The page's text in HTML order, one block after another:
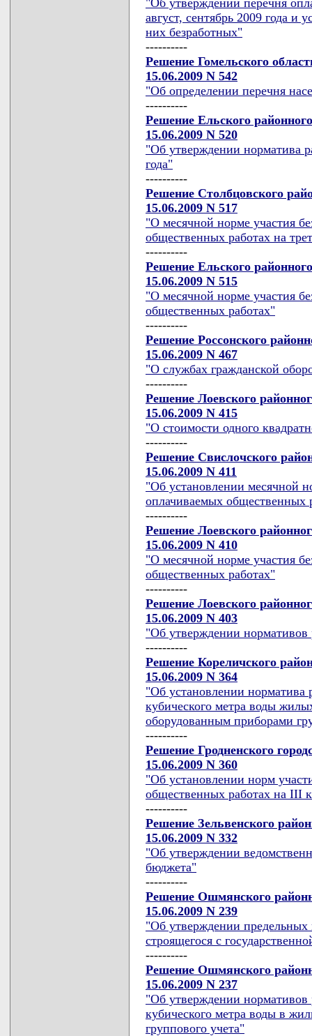
"Об утверждении перечня
август, сентябрь 2009 года и
них безработных"
----------
Решение Гомельского
15.06.2009 N 542
"Об определении перечня
----------
Решение Ельского
15.06.2009 N 520
"Об утверждении норматива
года"
----------
Решение Столбцовского
15.06.2009 N 517
"О месячной норме участия
общественных работах на
----------
Решение Ельского
15.06.2009 N 515
"О месячной норме участия
общественных работах"
----------
Решение Россонского
15.06.2009 N 467
"О службах гражданской
----------
Решение Лоевского
15.06.2009 N 415
"О стоимости одного
----------
Решение Свислочского
15.06.2009 N 411
"Об установлении месячной
оплачиваемых общественных
----------
Решение Лоевского
15.06.2009 N 410
"О месячной норме участия
общественных работах"
----------
Решение Лоевского
15.06.2009 N 403
"Об утверждении нормативов
----------
Решение Кореличского
15.06.2009 N 364
"Об установлении норматива
кубического метра воды
оборудованным приборами
----------
Решение Гродненского
15.06.2009 N 360
"Об установлении норм
общественных работах на III
----------
Решение Зельвенского
15.06.2009 N 332
"Об утверждении
бюджета"
----------
Решение Ошмянского
15.06.2009 N 239
"Об утверждении
строящегося с
----------
Решение Ошмянского
15.06.2009 N 237
"Об утверждении нормативов
кубического метра воды в
группового учета"